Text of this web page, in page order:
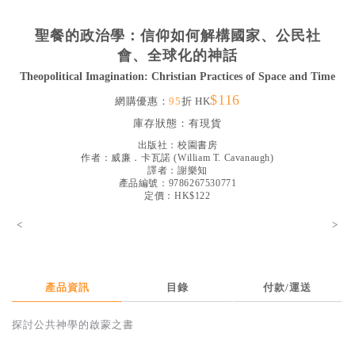
社會／倫理
哲學／宗教比較
見證／傳記
童書
暢銷榜
中文二手書
聖餐的政治學：信仰如何解構國家、公民社
會、全球化的神話
Theopolitical Imagination: Christian Practices of Space and Time
網購優惠：95折 HK$116
庫存狀態： 有現貨
出版社： 校園書房
作者： 威廉．卡瓦諾 (William T. Cavanaugh)
譯者： 謝樂知
產品編號：9786267530771
定價：HK$122
< >
產品資訊 目錄 付款/運送
探討公共神學的啟蒙之書